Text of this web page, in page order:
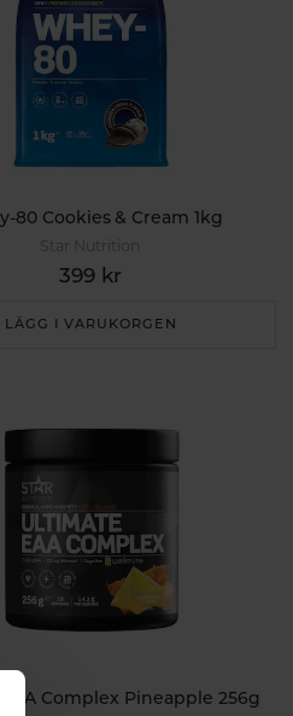
80 Cookies & Cream 1kg
Star Nutrition
399 kr
LÄGG I VARUKORGEN
Complex Pineapple 256g